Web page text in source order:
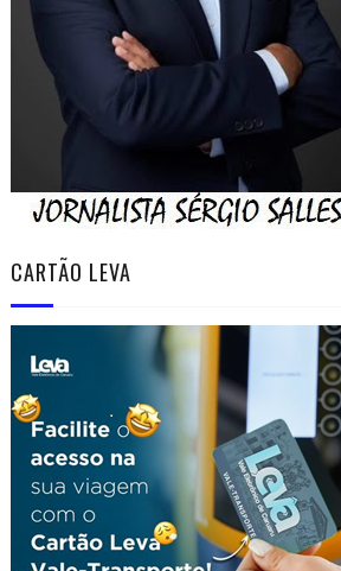
CARTÃO LEVA